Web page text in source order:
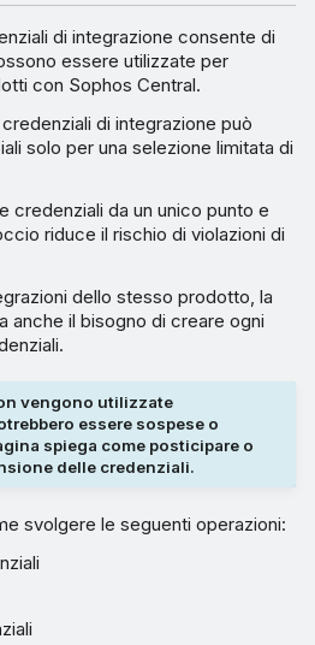
Português
di integrazione consente di
essere utilizzate per
con Sophos Central.
di integrazione può
solo per una selezione limitata di
credenziali da un unico punto e
riduce il rischio di violazioni di
dello stesso prodotto, la
anche il bisogno di creare ogni
vengono utilizzate
essere sospese o
spiega come posticipare o
delle credenziali.
svolgere le seguenti operazioni: